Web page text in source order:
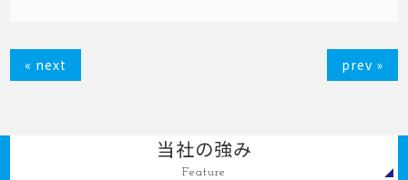
« next prev »
当社の強み
Feature